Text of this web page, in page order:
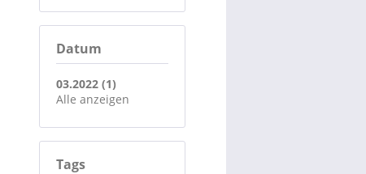
Datum
03.2022 (1)
Alle anzeigen
Tags